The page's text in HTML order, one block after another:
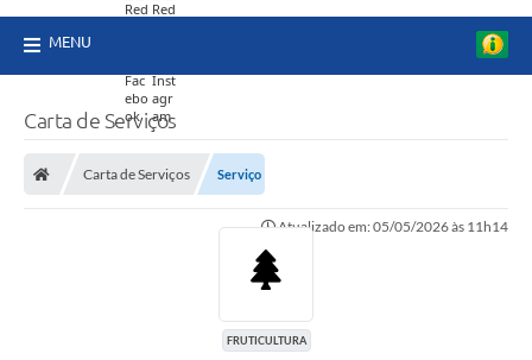
MENU
Carta de Serviços
Carta de Serviços Serviço
Atualizado em: 05/05/2026 às 11h14
FRUTICULTURA